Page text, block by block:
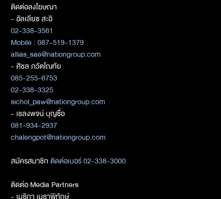
ติดต่อลงโฆษณา
- อัลเลียซ สะอิ
02-338-3561
Mobile : 087-519-1379
allias_sae@nationgroup.com
- ศิชล ภวัตโณทัย
085-255-6753
02-338-3325
sichol_paw@nationgroup.com
- เชลงพจน์ บุญซื่อ
081-934-2937
chalengpot@nationgroup.com
สมัครสมาชิกติดต่อเบอร์ 02-338-3000
ติดต่อ Media Partners